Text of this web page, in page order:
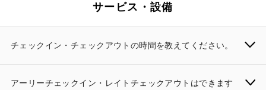
サービス・設備
チェックイン・チェックアウトの時間を教えてください。
アーリーチェックイン・レイトチェックアウトはできます